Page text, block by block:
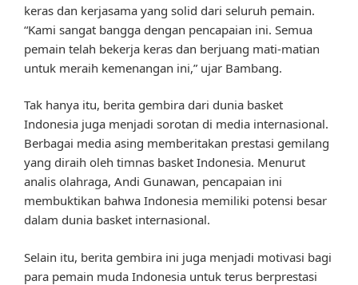
keras dan kerjasama yang solid dari seluruh pemain.
“Kami sangat bangga dengan pencapaian ini. Semua
pemain telah bekerja keras dan berjuang mati-matian
untuk meraih kemenangan ini,” ujar Bambang.
Tak hanya itu, berita gembira dari dunia basket
Indonesia juga menjadi sorotan di media internasional.
Berbagai media asing memberitakan prestasi gemilang
yang diraih oleh timnas basket Indonesia. Menurut
analis olahraga, Andi Gunawan, pencapaian ini
membuktikan bahwa Indonesia memiliki potensi besar
dalam dunia basket internasional.
Selain itu, berita gembira ini juga menjadi motivasi bagi
para pemain muda Indonesia untuk terus berprestasi